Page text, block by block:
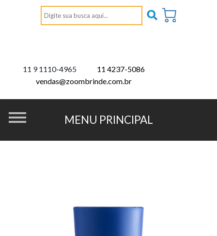
11 9 1110-4965
11 4237-5086
vendas@zoombrinde.com.br